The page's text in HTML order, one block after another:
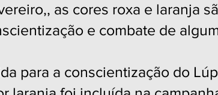
as cores roxa e laranja
e combate de
para a conscientização do